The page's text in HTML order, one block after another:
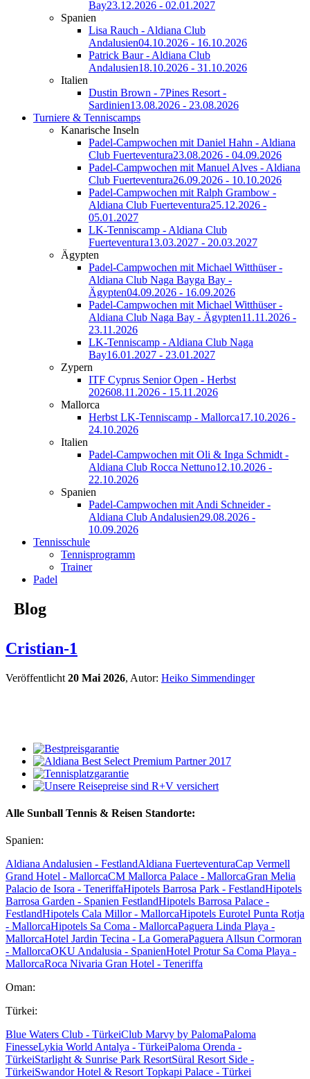
Bay23.12.2026 - 02.01.2027
Spanien
Lisa Rauch - Aldiana Club
Andalusien04.10.2026 - 16.10.2026
Patrick Baur - Aldiana Club
Andalusien18.10.2026 - 31.10.2026
Italien
Dustin Brown - 7Pines Resort -
Sardinien13.08.2026 - 23.08.2026
Turniere & Tenniscamps
Kanarische Inseln
Padel-Campwochen mit Daniel Hahn - Aldiana
Club Fuerteventura23.08.2026 - 04.09.2026
Padel-Campwochen mit Manuel Alves - Aldiana
Club Fuerteventura26.09.2026 - 10.10.2026
Padel-Campwochen mit Ralph Grambow -
Aldiana Club Fuerteventura25.12.2026 -
05.01.2027
LK-Tenniscamp - Aldiana Club
Fuerteventura13.03.2027 - 20.03.2027
Ägypten
Padel-Campwochen mit Michael Witthüser -
Aldiana Club Naga Bayga Bay -
Ägypten04.09.2026 - 16.09.2026
Padel-Campwochen mit Michael Witthüser -
Aldiana Club Naga Bay - Ägypten11.11.2026 -
23.11.2026
LK-Tenniscamp - Aldiana Club Naga
Bay16.01.2027 - 23.01.2027
Zypern
ITF Cyprus Senior Open - Herbst
202608.11.2026 - 15.11.2026
Mallorca
Herbst LK-Tenniscamp - Mallorca17.10.2026 -
24.10.2026
Italien
Padel-Campwochen mit Oli & Inga Schmidt -
Aldiana Club Rocca Nettuno12.10.2026 -
22.10.2026
Spanien
Padel-Campwochen mit Andi Schneider -
Aldiana Club Andalusien29.08.2026 -
10.09.2026
Tennisschule
Tennisprogramm
Trainer
Padel
Blog
Cristian-1
Veröffentlicht 20 Mai 2026, Autor: Heiko Simmendinger
Alle Sunball Tennis & Reisen Standorte:
Spanien:
Aldiana Andalusien - FestlandAldiana FuerteventuraCap Vermell
Grand Hotel - MallorcaCM Mallorca Palace - MallorcaGran Melia
Palacio de Isora - TeneriffaHipotels Barrosa Park - FestlandHipotels
Barrosa Garden - Spanien FestlandHipotels Barrosa Palace -
FestlandHipotels Cala Millor - MallorcaHipotels Eurotel Punta Rotja
- MallorcaHipotels Sa Coma - MallorcaPaguera Linda Playa -
MallorcaHotel Jardin Tecina - La GomeraPaguera Allsun Cormoran
- MallorcaOKU Andalusia - SpanienHotel Protur Sa Coma Playa -
MallorcaRoca Nivaria Gran Hotel - Teneriffa
Oman:
Türkei:
Blue Waters Club - TürkeiClub Marvy by PalomaPaloma
FinesseLykia World Antalya - TürkeiPaloma Orenda -
TürkeiStarlight & Sunrise Park ResortSüral Resort Side -
TürkeiSwandor Hotel & Resort Topkapi Palace - Türkei